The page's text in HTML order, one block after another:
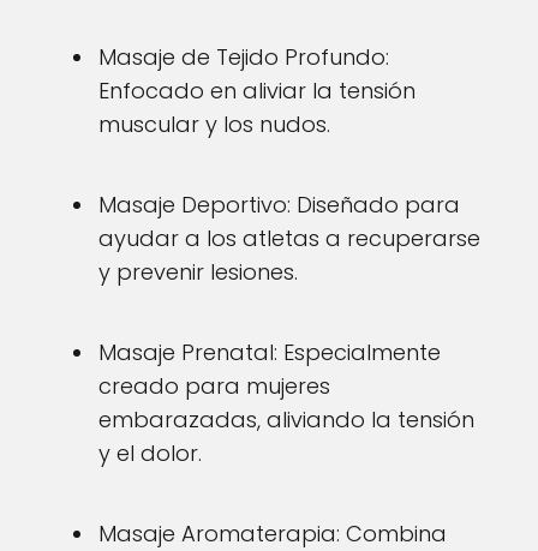
Masaje de Tejido Profundo:
Enfocado en aliviar la tensión
muscular y los nudos.
Masaje Deportivo: Diseñado para
ayudar a los atletas a recuperarse
y prevenir lesiones.
Masaje Prenatal: Especialmente
creado para mujeres
embarazadas, aliviando la tensión
y el dolor.
Masaje Aromaterapia: Combina